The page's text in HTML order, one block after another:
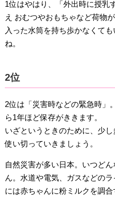
1位はやはり、「外出時に授乳
え おむつやおもちゃなど荷物
入った水筒を持ち歩かなくて
ね。
2位
2位は「災害時などの緊急時」
ら1年ほど保存がききます。
いざというときのために、少
使い切っていきましょう。
自然災害が多い日本。いつど
ん。水道や電気、ガスなどの
には赤ちゃんに粉ミルクを調